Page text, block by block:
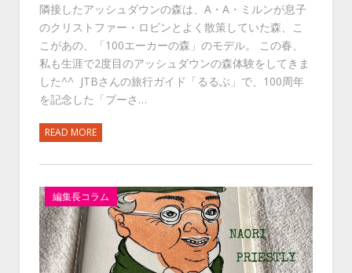
隣接したアッシュダウンの森は、A・A・ミルンが息子
のクリストファー・ロビンとよく散策していた森、こ
こがあの、「100エーカーの森」のモデル。 この春、
私も生涯で2度目のアッシュダウンの森体験をしてきま
した^^ JTBさんの旅行ガイド「るるぶ」で、100周年
を記念した「プーさ…
READ MORE
編集長コラム